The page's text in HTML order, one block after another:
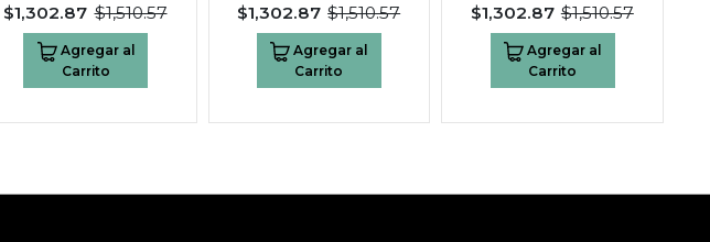
WALNUT
$1,302.87 $1,510.57
Agregar al
Carrito
WALNUT
$1,302.87 $1,510.57
Agregar al
Carrito
WALNUT
$1,302.87 $1,510.57
Agregar al
Carrito